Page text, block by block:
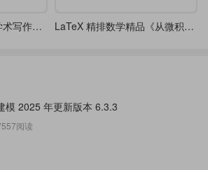
文思泉涌：如何克服学术写作拖延症 LaTeX 精排数学精品《从微积分到上同调平装》（From Calculus to Cohomology）-四字体可选
模 2025 年更新版本 6.3.3
阅读